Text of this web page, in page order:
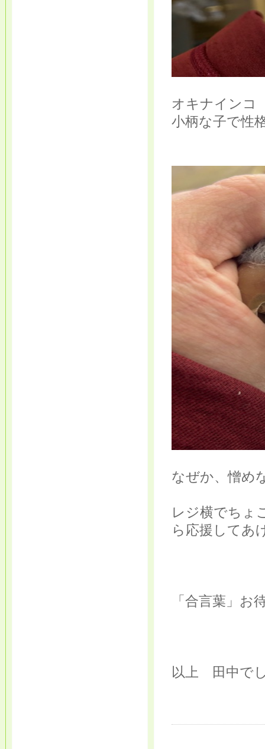
オキナイン
小柄な子で性
なぜか、憎め
レジ横でちょ
ら応援してあ
「合言葉」お
以上 田中で